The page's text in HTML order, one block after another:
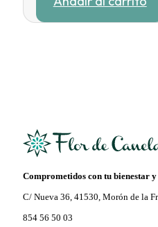
original
era:
actual
es:
Comprometidos con tu bienestar
C/ Nueva 36, 41530, Morón de la
854 56 50 03